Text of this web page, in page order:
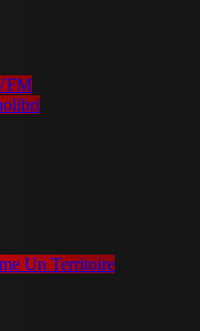
Un Territoire